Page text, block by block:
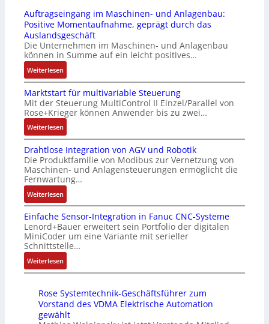
s
t
s
i
c
h
f
l
e
x
i
b
e
l
f
ü
r
i
e
A
n
w
n
d
u
r
i
n
g
e
n
4
G
u
n
d
5
G
a
u
f
d
n
R
a
p
e
r
r
3
-
Z
e
r
t
i
f
i
z
i
e
u
n
g
b
e
s
t
ä
t
i
t
R
e
u
c
k
a
u
s
g
l
e
i
c
h
e
l
e
m
e
n
t
e
m
i
S
p
e
Auftragseingang im Maschinen- und Anlagenbau:
Positive Momentaufnahme, geprägt durch das
Auslandsgeschäft
Die Unternehmen im Maschinen- und Anlagenbau
können in Summe auf ein leicht positives…
Weiterlesen:
A
u
f
t
r
a
g
s
e
i
n
g
a
n
g
i
m
M
s
c
h
Marktstart für multivariable Steuerung
Mit der Steuerung MultiControl II Einzel/Parallel von
Rose+Krieger können Anwender bis zu zwei…
Weiterlesen:
M
a
r
k
t
s
t
a
r
t
f
ü
r
u
l
t
Drahtlose Integration von AGV und Robotik
Die Produktfamilie von Modibus zur Vernetzung von
Maschinen- und Anlagensteuerungen ermöglicht die
Fernwartung…
Weiterlesen:
D
r
a
h
t
l
o
e
I
n
Einfache Sensor-Integration in Fanuc CNC-Systeme
Lenord+Bauer erweitert sein Portfolio der digitalen
MiniCoder um eine Variante mit serieller
Schnittstelle…
Weiterlesen:
E
n
f
a
Rose Systemtechnik-Geschäftsführer zum
Vorstand des VDMA Elektrische Automation
gewählt